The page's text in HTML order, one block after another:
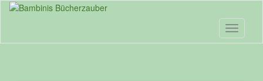
Skip
content
Toggle